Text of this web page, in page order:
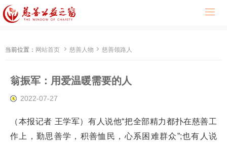

当前位置： 网站首页  慈善人物  慈善领路人
翁振军：用爱温暖需要的人
2022-07-27
（本报记者 王学军）有人说他“把全部精力都扑在慈善工
作上，勤思善学，积善恤民，心系困难群众”;也有人说